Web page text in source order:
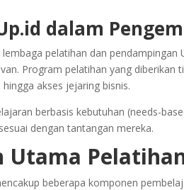
dalam
pelatihan dan
Program pelatihan yang
akses jejaring bisnis.
berbasis kebutuhan (needs-
dengan tantangan mereka.
Utama
beberapa komponen